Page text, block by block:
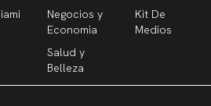
Negocios y
Economia
Salud y
Belleza
Kit De
Medios